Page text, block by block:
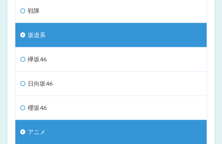
戦隊
坂道系
欅坂46
日向坂46
櫻坂46
アニメ